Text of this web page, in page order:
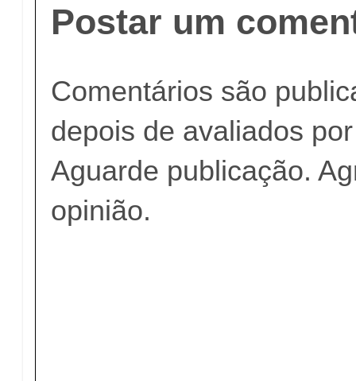
Postar um
Comentários são
depois de avaliados
Aguarde publicação.
opinião.